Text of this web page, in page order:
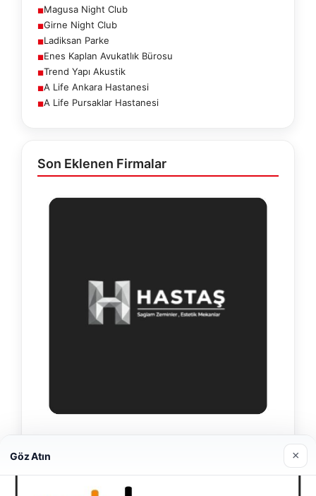
■Magusa Night Club
■Girne Night Club
■Ladiksan Parke
■Enes Kaplan Avukatlık Bürosu
■Trend Yapı Akustik
■A Life Ankara Hastanesi
■A Life Pursaklar Hastanesi
Son Eklenen Firmalar
26/05/2026
Göz Atın ×